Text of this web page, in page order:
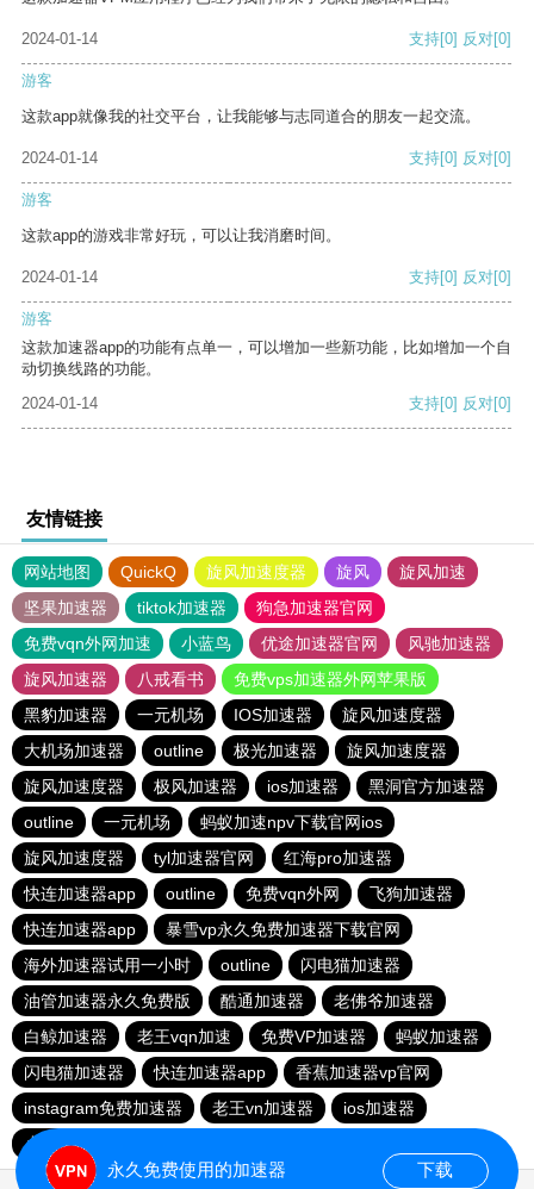
2024-01-14 支持[0] 反对[0]
游客
这款app就像我的社交平台，让我能够与志同道合的朋友一起交流。
2024-01-14 支持[0] 反对[0]
游客
这款app的游戏非常好玩，可以让我消磨时间。
2024-01-14 支持[0] 反对[0]
游客
这款加速器app的功能有点单一，可以增加一些新功能，比如增加一个自
动切换线路的功能。
2024-01-14
支持[0] 反对[0]
友情链接
网站地图 QuickQ 旋风加速度器 旋风
旋风加速
坚果加速器
tiktok加速器
狗急加速器官网
免费vqn外网加速
小蓝鸟 优途加速器官网
风驰加速器
旋风加速器
八戒看书
免费vps加速器外网苹果版
黑豹加速器
一元机场 IOS加速器
旋风加速度器
大机场加速器
outline 极光加速器
旋风加速度器
旋风加速度器
极风加速器 ios加速器
黑洞官方加速器
outline
一元机场
蚂蚁加速npv下载官网ios
旋风加速度器
tyl加速器官网
红海pro加速器
快连加速器app
outline 免费vqn外网
飞狗加速器
快连加速器app
暴雪vp永久免费加速器下载官网
海外加速器试用一小时
outline
闪电猫加速器
油管加速器永久免费版
酷通加速器
老佛爷加速器
白鲸加速器
老王vqn加速 免费VP加速器
蚂蚁加速器
闪电猫加速器
快连加速器app
香蕉加速器vp官网
instagram免费加速器
老王vn加速器
ios加速器
小猫咪ciash加速器
永久免费使用的加速器 下载